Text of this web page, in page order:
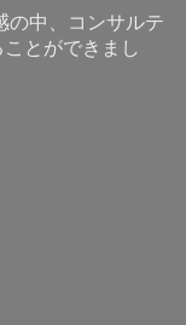
の中、コンサルテ
とができまし